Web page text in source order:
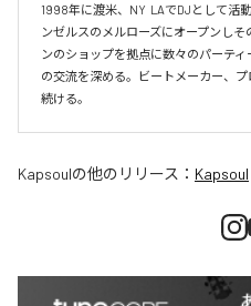
1998年に渡米、NY  LAでDJとして活
ンゼルスのメルローズにオープンし
ンのショップを拠点に数々のパーテ
の交流を深める。ビートメーカー、
続ける。
Kapsoulの他のリリース： Kapsoul